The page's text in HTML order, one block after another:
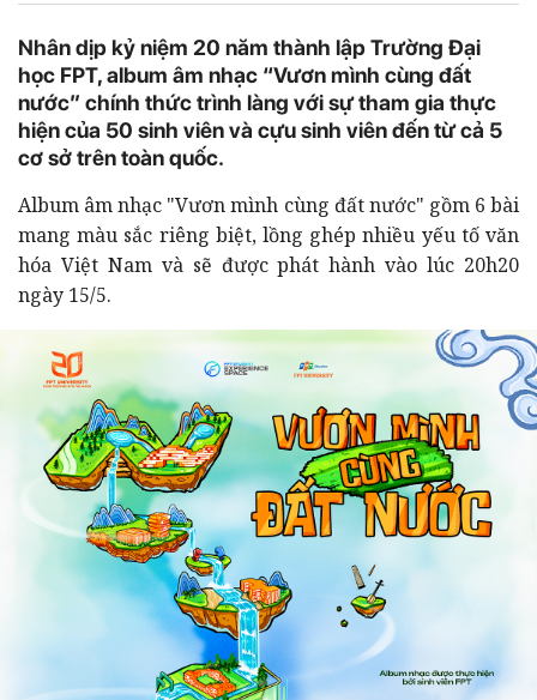
Nhân dịp kỷ niệm 20 năm thành lập Trường Đại
học FPT, album âm nhạc “Vươn mình cùng đất
nước” chính thức trình làng với sự tham gia thực
hiện của 50 sinh viên và cựu sinh viên đến từ cả 5
cơ sở trên toàn quốc.
Album âm nhạc "Vươn mình cùng đất nước" gồm 6 bài
mang màu sắc riêng biệt, lồng ghép nhiều yếu tố văn
hóa Việt Nam và sẽ được phát hành vào lúc 20h20
ngày 15/5.